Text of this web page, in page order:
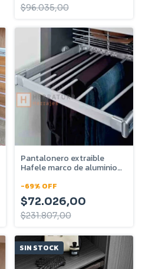
$96.035,00
Pantalonero extraible
Hafele marco de aluminio
-69% OFF
$72.026,00
$231.807,00
SIN STOCK